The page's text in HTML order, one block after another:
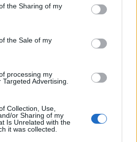
or usage behaviour. You may click to
Google and its third-party tags to
specified purposes in below Google
the Sharing of my
the Sale of my
processing my
Advertising.
Collection, Use,
or Sharing of my
Is Unrelated with the
it was collected.
η ενίσχυση των σχέσεων με
Κορέα συμβάλλει στη